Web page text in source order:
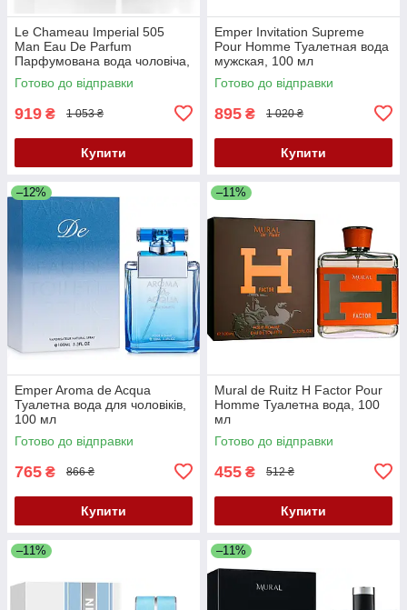
Le Chameau Imperial 505
Man Eau De Parfum
Парфумована вода чоловіча,
90 мл
Готово до відправки
919 ₴ 1 053 ₴
Купити
Emper Invitation Supreme
Pour Homme Туалетная вода
мужская, 100 мл
Готово до відправки
895 ₴ 1 020 ₴
Купити
–12%
Emper Aroma de Acqua
Туалетна вода для чоловіків,
100 мл
Готово до відправки
765 ₴ 866 ₴
Купити
–11%
Mural de Ruitz H Factor Pour
Homme Туалетна вода, 100
мл
Готово до відправки
455 ₴ 512 ₴
Купити
–11% –11%